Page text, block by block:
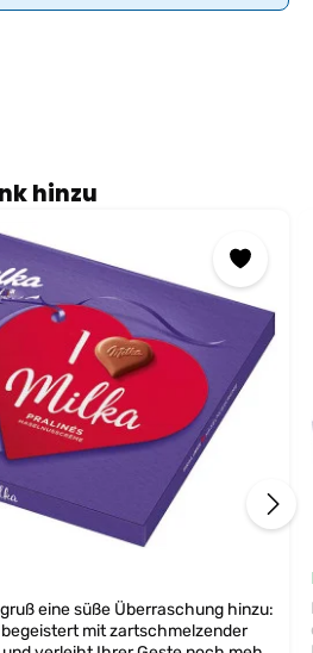
hinzu
eine süße Überraschung hinzu:
mit zartschmelzender